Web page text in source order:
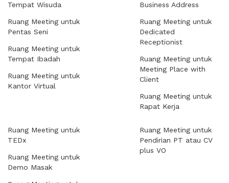
Tempat Wisuda
Ruang Meeting untuk
Pentas Seni
Ruang Meeting untuk
Tempat Ibadah
Ruang Meeting untuk
Kantor Virtual
Business Address
Ruang Meeting untuk
Dedicated
Receptionist
Ruang Meeting untuk
Meeting Place with
Client
Ruang Meeting untuk
Rapat Kerja
Ruang Meeting untuk
TEDx
Ruang Meeting untuk
Demo Masak
Ruang Meeting untuk
Pendirian PT atau CV
plus VO